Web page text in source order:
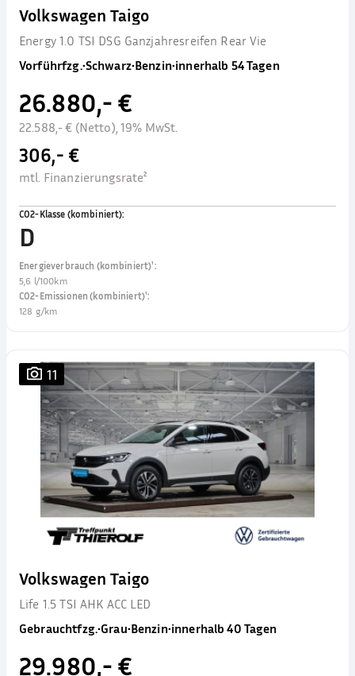
Volkswagen Taigo
Energy 1.0 TSI DSG Ganzjahresreifen Rear Vie
Vorführfzg.•Schwarz•Benzin•innerhalb 54 Tagen
26.880,- €
22.588,- € (Netto), 19% MwSt.
306,- €
mtl. Finanzierungsrate²
CO2-Klasse (kombiniert):
D
Energieverbrauch (kombiniert)¹:
5,6 l/100km
CO2-Emissionen (kombiniert)¹:
128 g/km
11
Volkswagen Taigo
Life 1.5 TSI AHK ACC LED
Gebrauchtfzg.•Grau•Benzin•innerhalb 40 Tagen
29.980,- €